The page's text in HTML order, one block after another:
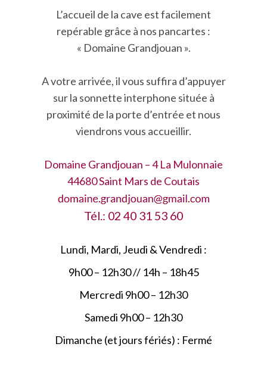
L’accueil de la cave est facilement
repérable grâce à nos pancartes :
« Domaine Grandjouan ».
A votre arrivée, il vous suffira d’appuyer
sur la sonnette interphone située à
proximité de la porte d’entrée et nous
viendrons vous accueillir.
Domaine Grandjouan – 4 La Mulonnaie
44680 Saint Mars de Coutais
Tél.: 02 40 31 53 60
Lundi, Mardi, Jeudi & Vendredi :
9h00 – 12h30 // 14h – 18h45
Mercredi 9h00 – 12h30
Samedi 9h00 – 12h30
Dimanche (et jours fériés) : Fermé